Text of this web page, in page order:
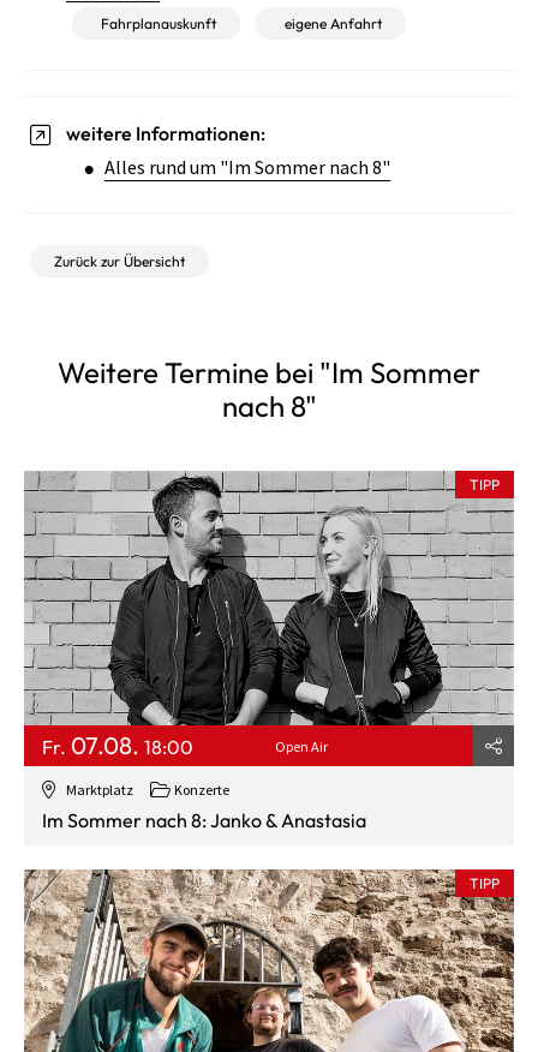
Fahrplanauskunft eigene Anfahrt
weitere Informationen:
Alles rund um "Im Sommer nach 8"
Zurück zur Übersicht
Weitere Termine bei "Im Sommer
nach 8"
Marktplatz Konzerte
TIPP
Fr. 07.08. 18:00 Open Air
Im Sommer nach 8: Janko & Anastasia
TIPP